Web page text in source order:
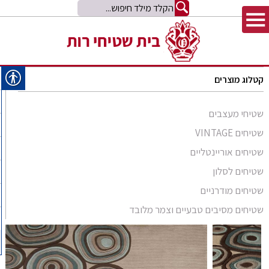
קטלוג מוצרים
שטיחי מעצבים
שטיחים VINTAGE
שטיחים אוריינטליים
סומק פרסי
סומק קווקזי
שטיח קילים
קילים אפגני
קילים הודי
שטיחי זיגלר
שטיחי משי
שטיחים לסלון
שטיחים מודרניים
Arabesque
Bliss
Comfort Shag
שטיחים מסיבים טבעיים וצמר מלובד
שטיחים מסיבים טבעיים
שטיחים מצמר מלובד